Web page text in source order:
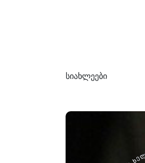
სიახლეები